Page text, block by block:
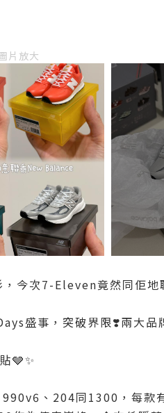
片放大
今次7-Eleven竟然同佢地
盛事，突破界限❣️兩大品
🩶✨
、204同1300，每款